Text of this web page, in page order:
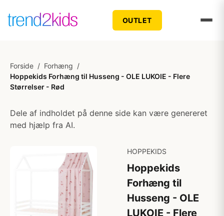
OUTLET
Forside / Forhæng /
Hoppekids Forhæng til Husseng - OLE LUKOIE - Flere
Størrelser - Rød
Dele af indholdet på denne side kan være genereret
med hjælp fra AI.
HOPPEKIDS
Hoppekids
Forhæng til
Husseng - OLE
LUKOIE - Flere